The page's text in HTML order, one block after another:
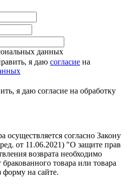
данных
я даю согласие на
я даю согласие на обработку
осуществляется согласно Закону
от 11.06.2021) "О защите прав
возврата необходимо
товара или товара
форму на сайте.